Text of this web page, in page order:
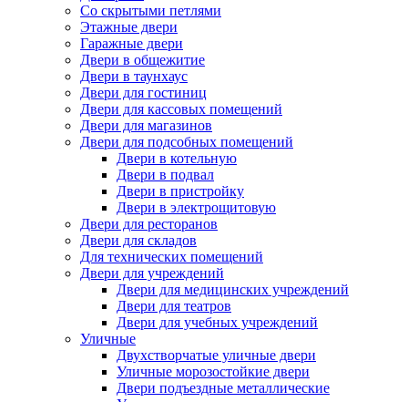
Со скрытыми петлями
Этажные двери
Гаражные двери
Двери в общежитие
Двери в таунхаус
Двери для гостиниц
Двери для кассовых помещений
Двери для магазинов
Двери для подсобных помещений
Двери в котельную
Двери в подвал
Двери в пристройку
Двери в электрощитовую
Двери для ресторанов
Двери для складов
Для технических помещений
Двери для учреждений
Двери для медицинских учреждений
Двери для театров
Двери для учебных учреждений
Уличные
Двухстворчатые уличные двери
Уличные морозостойкие двери
Двери подъездные металлические